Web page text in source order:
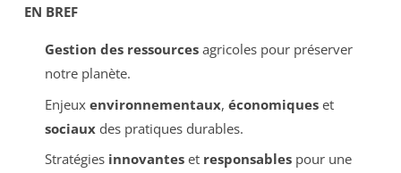
EN BREF
Gestion des ressourcesagricoles pour préserver
notre planète.
Enjeux environnementaux, économiqueset
sociauxdes pratiques durables.
Stratégies innovanteset responsablespour une